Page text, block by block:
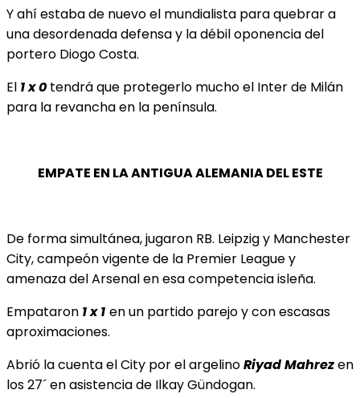
Y ahí estaba de nuevo el mundialista para quebrar a
una desordenada defensa y la débil oponencia del
portero Diogo Costa.
El 1 x 0 tendrá que protegerlo mucho el Inter de Milán
para la revancha en la península.
EMPATE EN LA ANTIGUA ALEMANIA DEL ESTE
De forma simultánea, jugaron RB. Leipzig y Manchester
City, campeón vigente de la Premier League y
amenaza del Arsenal en esa competencia isleña.
Empataron 1 x 1 en un partido parejo y con escasas
aproximaciones.
Abrió la cuenta el City por el argelinoRiyad Mahrezen
los 27´ en asistencia de Ilkay Gündogan.